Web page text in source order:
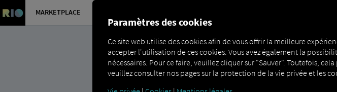
MARKETPLACE
Paramètres des cookies
Ce site web utilise des cookies afin de vous offrir la meilleure
accepter l'utilisation de ces cookies. Vous avez également la
nécessaires. Pour ce faire, veuillez cliquer sur "Sauver". Toutefois,
veuillez consulter nos pages sur la protection de la vie privée et les